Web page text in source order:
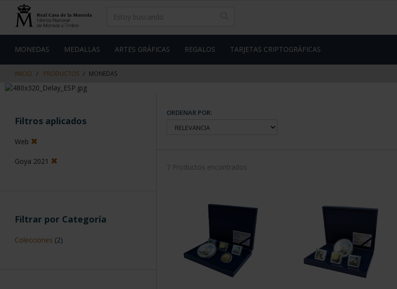
contenido
de
MONEDAS MEDALLAS ARTES GRÁFICAS REGALOS TARJETAS CRIPTOGRÁFICAS
INICIO PRODUCTOS MONEDAS
Filtros aplicados
Web
Goya 2021
Filtrar por Categoría
Colecciones (2)
ORDENAR POR:
7 Productos encontrados